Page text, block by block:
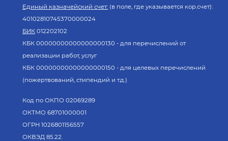
Единый казначейский счет: (в поле, где указывается кор.счет):
40102810745370000024
БИК 012202102
КБК 00000000000000000130 - для перечислений от
реализации работ, услуг
КБК 00000000000000000150 - для целевых перечислений
(пожертвований, стипендий и т.д.)
Код по ОКПО 02069289
ОКТМО 68701000001
ОГРН 1026801156557
ОКВЭД 85.22.